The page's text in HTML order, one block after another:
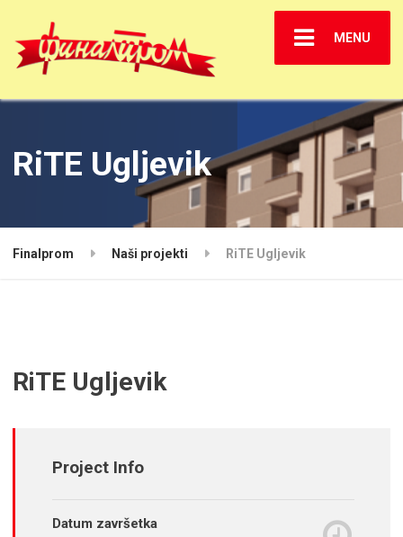
MENU
RiTE Ugljevik
Finalprom Naši projekti RiTE Ugljevik
RiTE Ugljevik
Project Info
Datum završetka